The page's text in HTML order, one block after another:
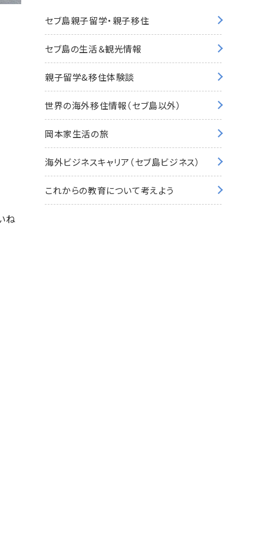
ね
セブ島親子留学・親子移住
セブ島の生活＆観光情報
親子留学&移住体験談
世界の海外移住情報（セブ島以外）
岡本家生活の旅
海外ビジネスキャリア（セブ島ビジネス）
これからの教育について考えよう